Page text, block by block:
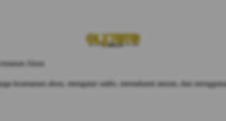
Akun
keamanan akun, mengatur saldo, memahami aturan, dan